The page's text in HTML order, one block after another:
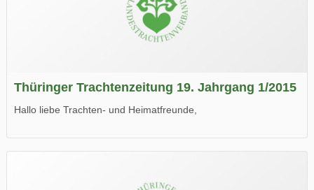
Thüringer Trachtenzeitung 19. Jahrgang 1/2015
Hallo liebe Trachten- und Heimatfreunde,
Wir wünschen Euch viel Spaß beim Lesen.